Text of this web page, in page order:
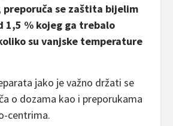
preporuča se zaštita bijelim
1,5 % kojeg ga trebalo
su vanjske temperature
jako je važno držati se
o dozama kao i preporukama
centrima.